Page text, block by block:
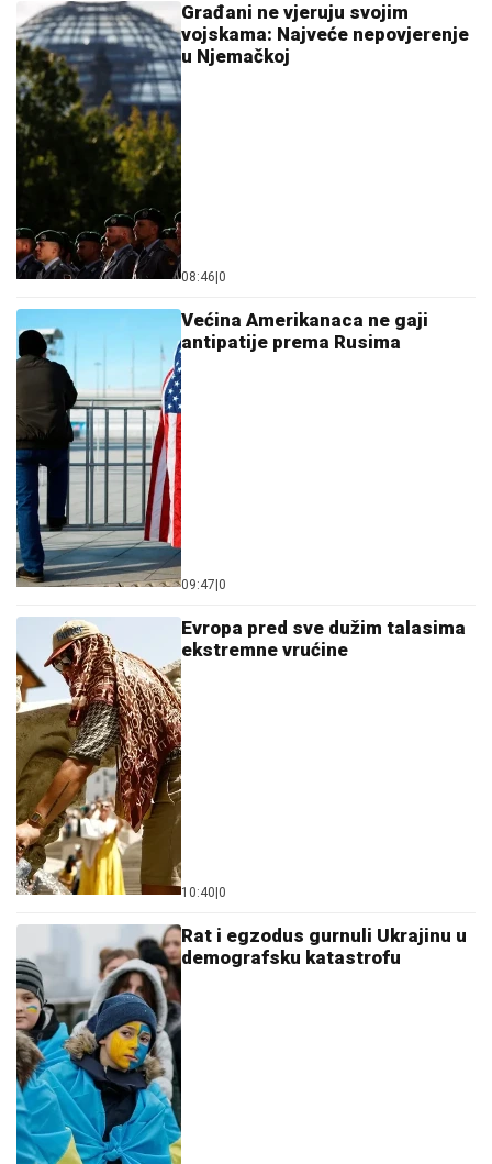
Građani ne vjeruju svojim
vojskama: Najveće nepovjerenje
u Njemačkoj
08:46 0
Većina Amerikanaca ne gaji
antipatije prema Rusima
09:47 0
Evropa pred sve dužim talasima
ekstremne vrućine
10:40 0
Rat i egzodus gurnuli Ukrajinu u
demografsku katastrofu